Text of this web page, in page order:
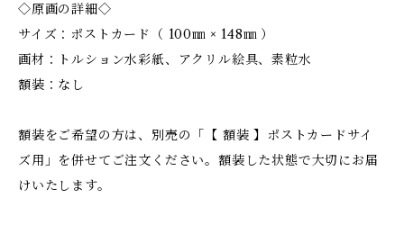
◇原画の詳細◇
サイズ：ポストカード（ 100㎜ × 148㎜ ）
画材：トルション水彩紙、アクリル絵具、素粒水
額装：なし
額装をご希望の方は、別売の「【 額装 】ポストカードサイ
ズ用」を併せてご注文ください。額装した状態で大切にお届
けいたします。